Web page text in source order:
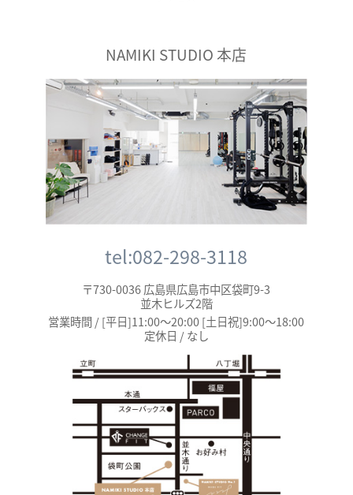
NAMIKI STUDIO 本店
tel:082-298-3118
〒730-0036 広島県広島市中区袋町9-3
並木ヒルズ2階
営業時間 / [平日]11:00～20:00 [土日祝]9:00～18:00
定休日 / なし